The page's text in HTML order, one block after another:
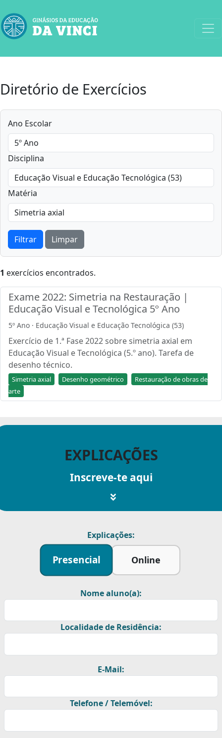
Diretório de Exercícios
Ano Escolar
Disciplina
Matéria
Filtrar Limpar
1 exercícios encontrados.
Exame 2022: Simetria na Restauração |
Educação Visual e Tecnológica 5º Ano
5º Ano · Educação Visual e Educação Tecnológica (53)
Exercício de 1.ª Fase 2022 sobre simetria axial em
Educação Visual e Tecnológica (5.º ano). Tarefa de
desenho técnico.
Simetria axial Desenho geométrico
Restauração de obras de
arte
EXPLICAÇÕES
Inscreve-te aqui
Explicações:
Presencial Online
Nome aluno(a):
Localidade de Residência:
E-Mail:
Telefone / Telemóvel: